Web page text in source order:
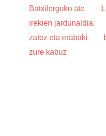
Batxilergoko ate
irekien jardunaldia:
zatoz eta erabaki
zure kabuz